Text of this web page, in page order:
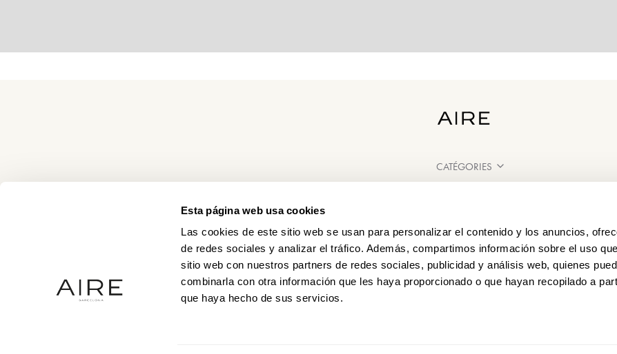
Esta página web usa cookies
Las cookies de este sitio web se usan para personalizar el contenido y los anuncios,
de redes sociales y analizar el tráfico. Además, compartimos información sobre el uso
sitio web con nuestros partners de redes sociales, publicidad y análisis web, quienes
combinarla con otra información que les haya proporcionado o que hayan recopilado a
que haya hecho de sus servicios.
CATÉGORIES
POINT DE VENTE